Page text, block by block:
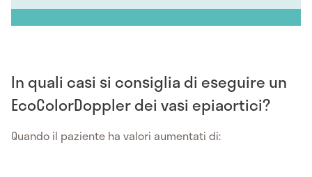
In quali casi si consiglia di eseguire un
EcoColorDoppler dei vasi epiaortici?
Quando il paziente ha valori aumentati di: